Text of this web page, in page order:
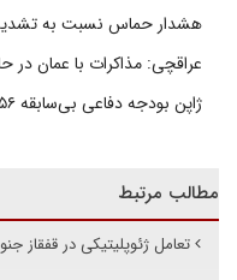
هشدار حماس نسبت به
عراقچی: مذاکرات با عمان در
ژاپن بودجه دفاعی بی‌سابقه ۵۶ میلیارد دلاری را در نظر دارد
مطالب مرتبط
تعامل ژئوپلیتیکی در قفقاز